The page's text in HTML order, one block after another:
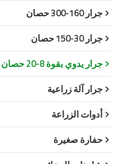
جرار 160-300 حصان
جرار 30-150 حصان
جرار يدوي بقوة 8-20 حصان
جرار آلة زراعية
أدوات الزراعة
حفارة صغيرة